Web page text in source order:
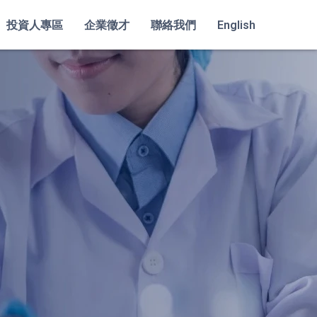
投資人專區 企業徵才 聯絡我們 English